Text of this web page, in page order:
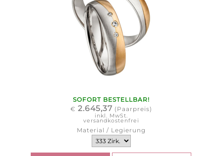
SOFORT BESTELLBAR!
€ 2.645,37 (Paarpreis)
inkl. MwSt.
versandkostenfrei
Material / Legierung